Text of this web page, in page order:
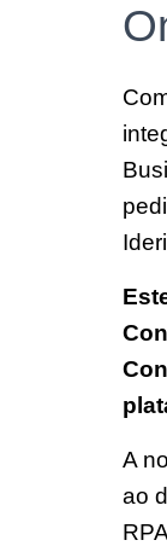
A
ao